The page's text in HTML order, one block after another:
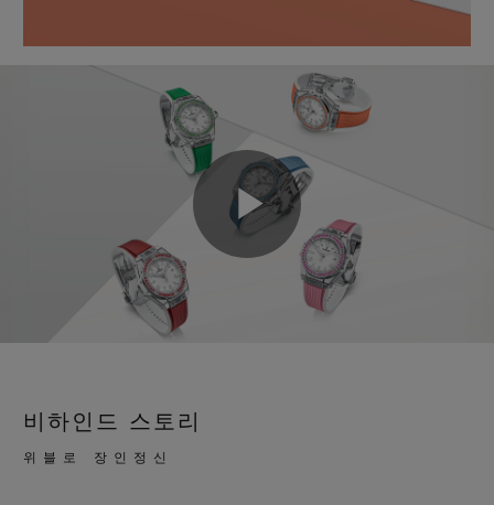
Play
비하인드 스토리
위블로 장인정신